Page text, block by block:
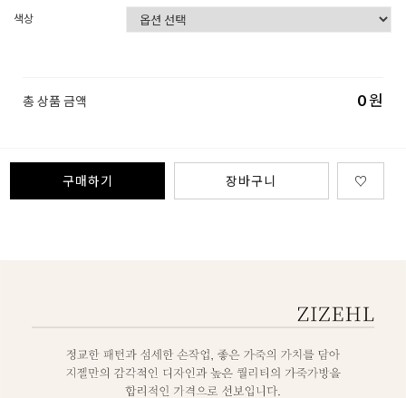
색상
총 상품 금액 0원
구매하기 장바구니 ♡